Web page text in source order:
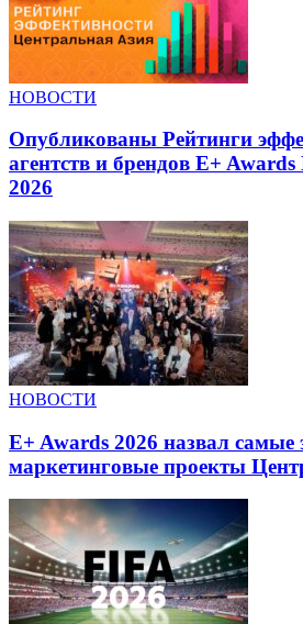
НОВОСТИ
Опубликованы Рейтинги
агентств и брендов E+
2026
НОВОСТИ
E+ Awards 2026 назвал
маркетинговые проекты